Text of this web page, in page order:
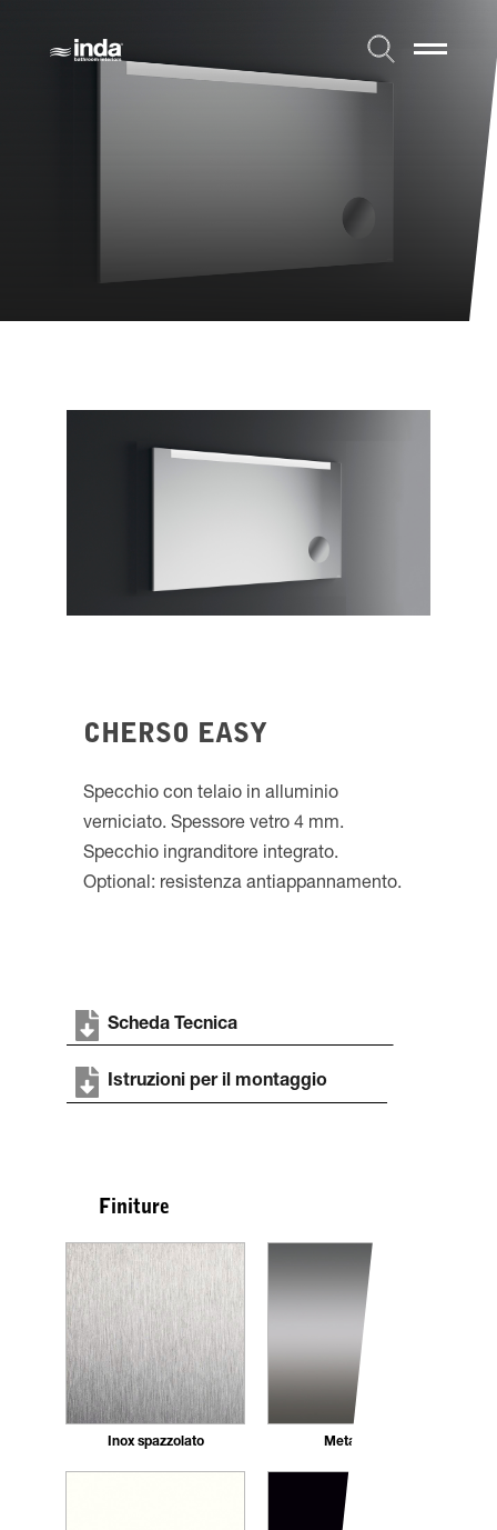
CHERSO EASY
Specchio con telaio in alluminio
verniciato. Spessore vetro 4 mm.
Specchio ingranditore integrato.
Optional: resistenza antiappannamento.
Scheda Tecnica
Istruzioni per il montaggio
Finiture
Inox spazzolato Metal grey